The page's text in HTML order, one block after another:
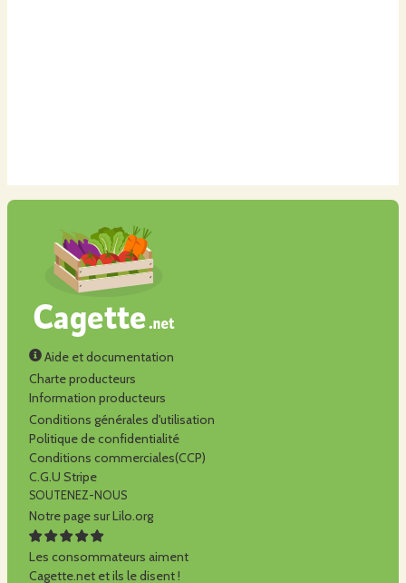
Aide et documentation
Charte producteurs
Information producteurs
Conditions générales d'utilisation
Politique de confidentialité
Conditions commerciales(CCP)
C.G.U Stripe
SOUTENEZ-NOUS
Notre page sur Lilo.org
Les consommateurs aiment
Cagette.net et ils le disent !